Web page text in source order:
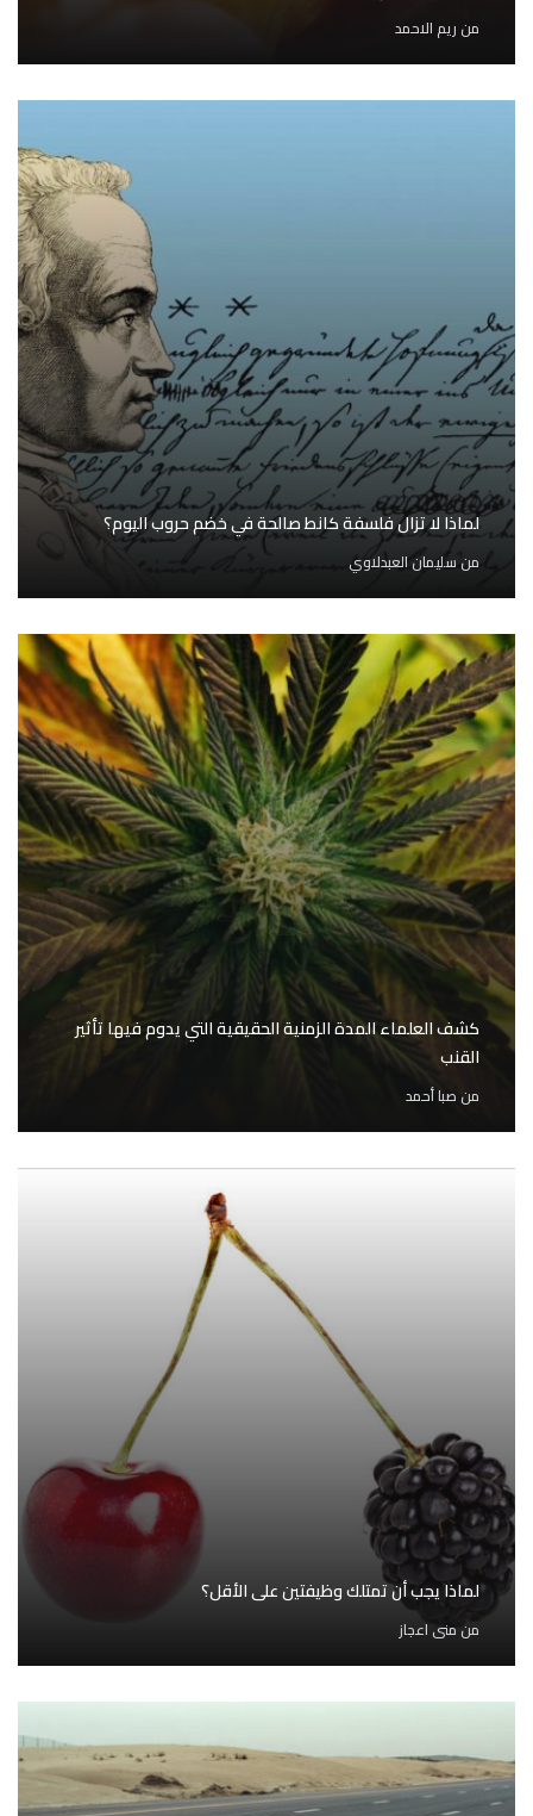
من ريم الاحمد
لماذا لا تزال فلسفة كانط صالحة في خضم حروب اليوم؟
من سليمان العبدلاوي
كشف العلماء المدة الزمنية الحقيقية التي يدوم فيها تأثير
القنب
من صبا أحمد
لماذا يجب أن تمتلك وظيفتين على الأقل؟
منمنى اعجاز